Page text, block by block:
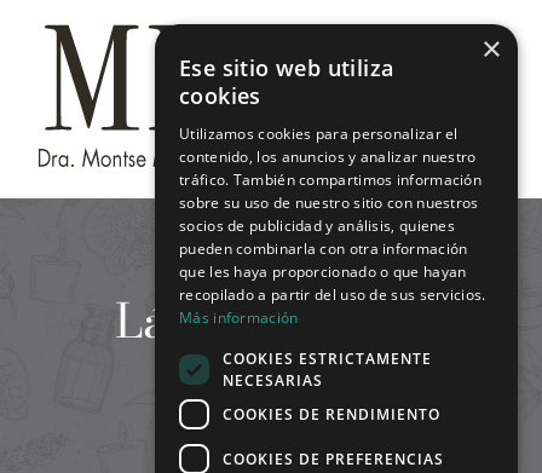
contenido
Láser vascular
×
Ese sitio web utiliza
cookies
Utilizamos cookies para personalizar el
contenido, los anuncios y analizar nuestro
tráfico. También compartimos información
sobre su uso de nuestro sitio con nuestros
socios de publicidad y análisis, quienes
pueden combinarla con otra información
que les haya proporcionado o que hayan
recopilado a partir del uso de sus servicios.
Más información
COOKIES ESTRICTAMENTE
NECESARIAS
COOKIES DE RENDIMIENTO
COOKIES DE PREFERENCIAS